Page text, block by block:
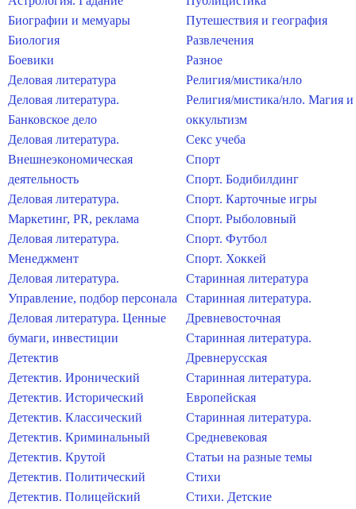
Биографии и мемуары
Биология
Боевики
Деловая литература
Деловая литература.
Банковское дело
Деловая литература.
Внешнеэкономическая
деятельность
Деловая литература.
Маркетинг, PR, реклама
Деловая литература.
Менеджмент
Деловая литература.
Управление, подбор персонала
Деловая литература. Ценные
бумаги, инвестиции
Детектив
Детектив. Иронический
Детектив. Исторический
Детектив. Классический
Детектив. Криминальный
Детектив. Крутой
Детектив. Политический
Детектив. Полицейский
Путешествия и география
Развлечения
Разное
Религия/мистика/нло
Религия/мистика/нло. Магия и
оккультизм
Секс учеба
Спорт
Спорт. Бодибилдинг
Спорт. Карточные игры
Спорт. Рыболовный
Спорт. Футбол
Спорт. Хоккей
Старинная литература
Старинная литература.
Древневосточная
Старинная литература.
Древнерусская
Старинная литература.
Европейская
Старинная литература.
Средневековая
Статьи на разные темы
Стихи
Стихи. Детские